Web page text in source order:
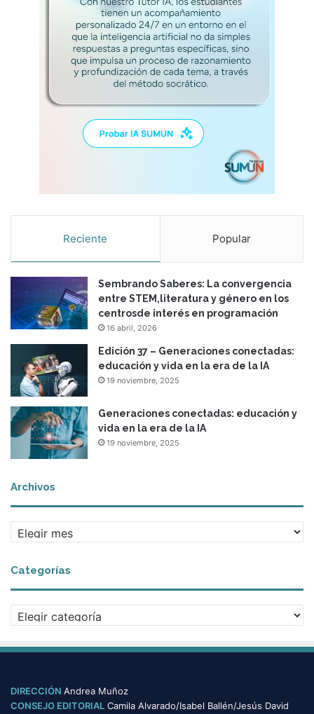
Reciente Popular
Sembrando Saberes: La convergencia
entre STEM,literatura y género en los
centrosde interés en programación
16 abril, 2026
Edición 37 – Generaciones conectadas:
educación y vida en la era de la IA
19 noviembre, 2025
Generaciones conectadas: educación y
vida en la era de la IA
19 noviembre, 2025
Archivos
Archivos
Categorías
Categorías
DIRECCIÓN Andrea Muñoz
CONSEJO EDITORIAL Camila Alvarado/Isabel Ballén/Jesús David